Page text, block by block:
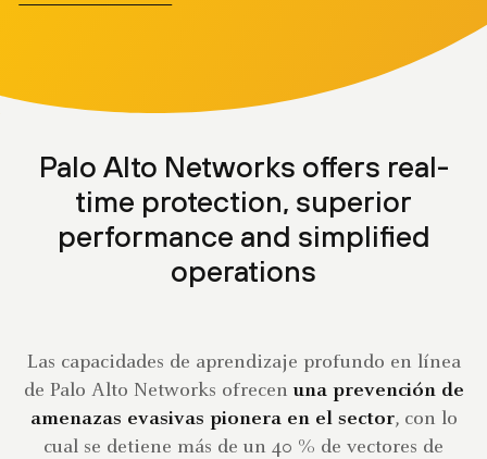
Palo Alto Networks offers real-
time protection, superior
performance and simplified
operations
Las capacidades de aprendizaje profundo en línea
de Palo Alto Networks ofrecen una prevención de
amenazas evasivas pionera en el sector, con lo
cual se detiene más de un 40 % de vectores de